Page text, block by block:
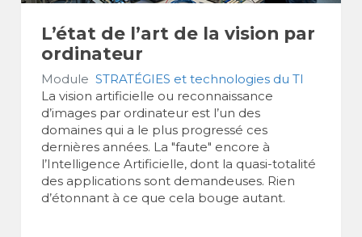
L’état de l’art de la vision par
ordinateur
Module STRATÉGIES et technologies du TI
La vision artificielle ou reconnaissance
d’images par ordinateur est l’un des
domaines qui a le plus progressé ces
dernières années. La "faute" encore à
l’Intelligence Artificielle, dont la quasi-totalité
des applications sont demandeuses. Rien
d’étonnant à ce que cela bouge autant.